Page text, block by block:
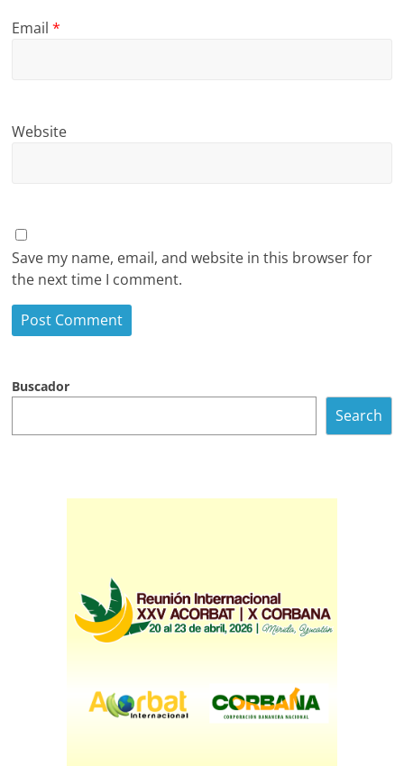
Email*
Website
Save my name, email, and website in this browser for
the next time I comment.
Buscador
Search